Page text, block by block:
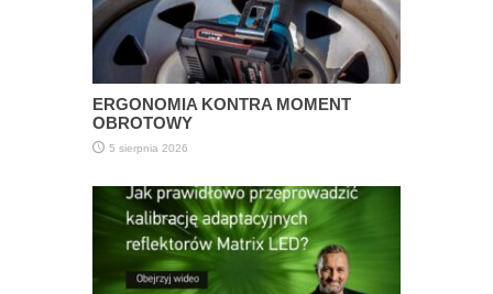
ERGONOMIA KONTRA MOMENT
OBROTOWY
5 sierpnia 2026